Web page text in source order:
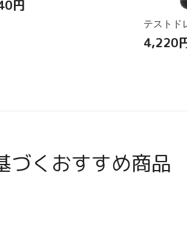
円
テストド
4,220
づくおすすめ商品